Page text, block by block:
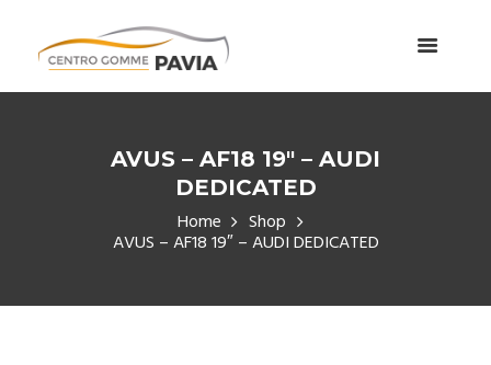
AVUS – AF18 19″ – AUDI
DEDICATED
Home Shop
AVUS – AF18 19″ – AUDI DEDICATED